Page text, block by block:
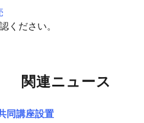
ください。
関連ニュース
同講座設置